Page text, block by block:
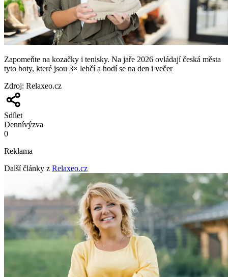
Zapomeňte na kozačky i tenisky. Na jaře 2026 ovládají česká města
tyto boty, které jsou 3× lehčí a hodí se na den i večer
Zdroj: Relaxeo.cz
Sdílet
Dennívýzva
0
Reklama
Další články z Relaxeo.cz